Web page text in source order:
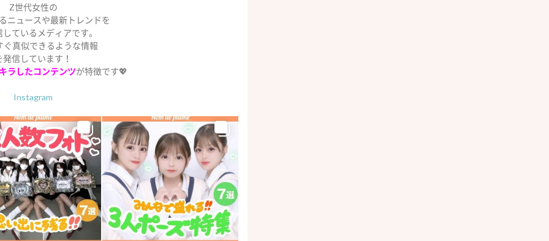
Z世代女性の
ニュースや最新トレンドを
ているメディアです。
ぐ真似できるような情報
発信しています！
ラしたコンテンツが特徴です💖
Instagram